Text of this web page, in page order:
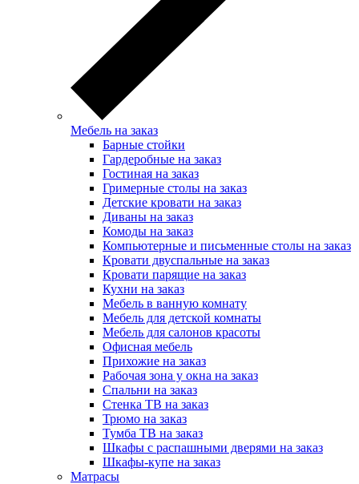
Мебель на заказ
Барные стойки
Гардеробные на заказ
Гостиная на заказ
Гримерные столы на заказ
Детские кровати на заказ
Диваны на заказ
Комоды на заказ
Компьютерные и письменные столы на заказ
Кровати двуспальные на заказ
Кровати парящие на заказ
Кухни на заказ
Мебель в ванную комнату
Мебель для детской комнаты
Мебель для салонов красоты
Офисная мебель
Прихожие на заказ
Рабочая зона у окна на заказ
Спальни на заказ
Стенка ТВ на заказ
Трюмо на заказ
Тумба ТВ на заказ
Шкафы с распашными дверями на заказ
Шкафы-купе на заказ
Матрасы